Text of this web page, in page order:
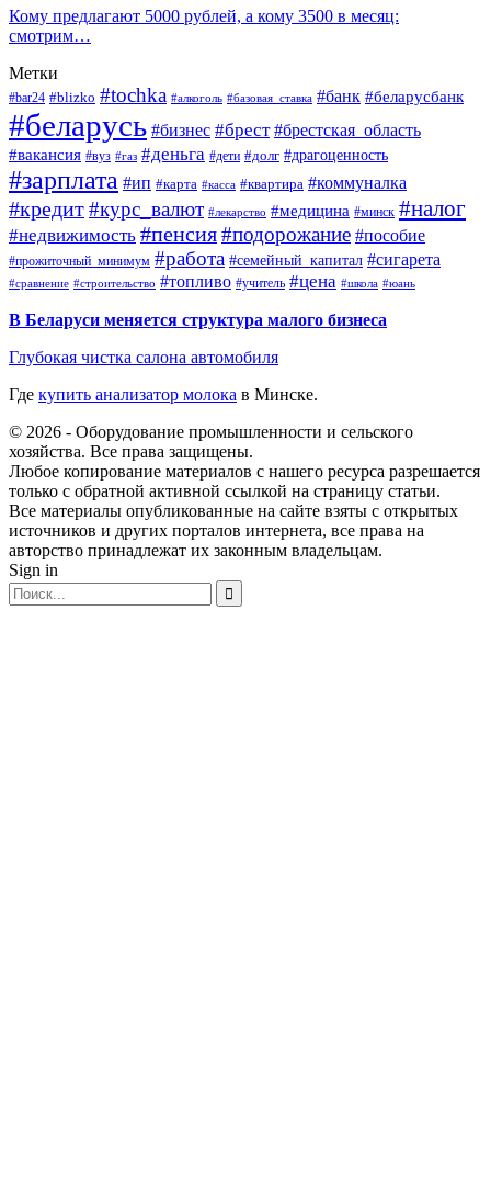
Кому предлагают 5000 рублей, а кому 3500 в месяц:
смотрим…
Метки
#bar24 #blizko #tochka #алкоголь #базовая_ставка #банк #беларусбанк
#беларусь #бизнес #брест #брестская_область
#вакансия #вуз #газ #деньга #дети #долг #драгоценность
#зарплата #ип #карта #касса #квартира #коммуналка
#кредит#курс_валют #лекарство #медицина #минск #налог
#недвижимость #пенсия#подорожание #пособие
#прожиточный_минимум #работа #семейный_капитал #сигарета
#сравнение #строительство #топливо #учитель #цена #школа #юань
В Беларуси меняется структура малого бизнеса
Глубокая чистка салона автомобиля
Где купить анализатор молока в Минске.
© 2026 - Оборудование промышленности и сельского
хозяйства. Все права защищены.
Любое копирование материалов с нашего ресурса разрешается
только с обратной активной ссылкой на страницу статьи.
Все материалы опубликованные на сайте взяты с открытых
источников и других порталов интернета, все права на
авторство принадлежат их законным владельцам.
Sign in